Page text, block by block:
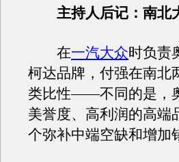
主持人后记：南北
在一汽大众时负责
柯达品牌，付强在南北
类比性——不同的是，
美誉度、高利润的高端
个弥补中端空缺和增加